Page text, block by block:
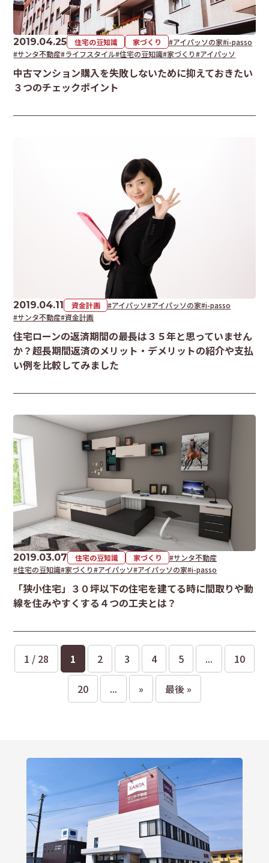
2019.04.25 住宅の豆知識 家づくり #アイパッソの家#i-passo
#サンタ不動産#ライフスタイル#住宅の豆知識#家づくり#アイパッソ
中古マンション購入を失敗しないために抑えておきたい
３つのチェックポイント
2019.04.11 資金計画 #アイパッソ#アイパッソの家#i-passo
#サンタ不動産#資金計画
住宅ローンの返済期間の最長は３５年と思っていません
か？超長期間返済のメリット・デメリットの紹介や支払
い例を比較してみました
2019.03.07 住宅の豆知識 家づくり
#サンタ不動産
#住宅の豆知識#家づくり#アイパッソ#アイパッソの家#i-passo
「狭小住宅」３０坪以下の住宅を建てる時に間取りや動
線を住みやすくする４つの工夫とは？
1 / 28 1 2 3 4 5 ... 10
20 ... » 最後 »